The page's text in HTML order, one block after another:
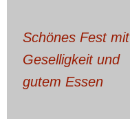
Schönes Fest mit
Geselligkeit und
gutem Essen